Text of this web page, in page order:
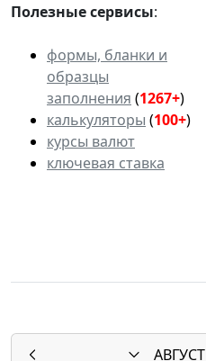
Полезные сервисы:
формы, бланки и
образцы
заполнения (1267+)
калькуляторы (100+)
курсы валют
ключевая ставка
АВГУСТ